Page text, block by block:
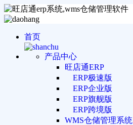
首页
产品中心
旺店通ERP
ERP极速版
ERP企业版
ERP旗舰版
ERP跨境版
WMS仓储管理系统